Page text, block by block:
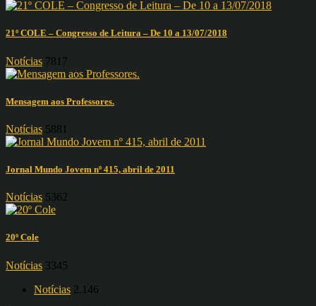
21º COLE – Congresso de Leitura – De 10 a 13/07/2018
Notícias 7817
Mensagem aos Professores.
Notícias 5881
Jornal Mundo Jovem nº 415, abril de 2011
Notícias 5362
20º Cole
Notícias 3345
Notícias 2.146